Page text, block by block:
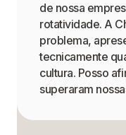
de nossa
rotatividade. A
problema,
tecnicamente
cultura. Posso
superaram